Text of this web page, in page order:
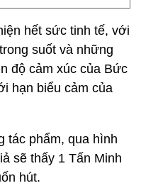
hết sức tinh tế, với
suốt và những
độ cảm xúc của Bức
hạn biểu cảm của
tác phẩm, qua hình
sẽ thấy 1 Tấn Minh
hút.